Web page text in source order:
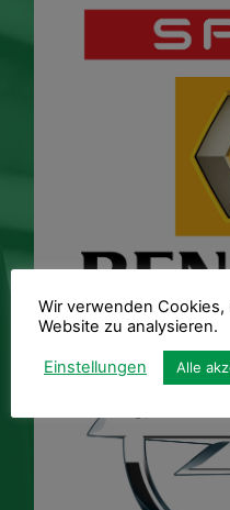
Wir verwenden
Website zu analysieren.
Einstellungen Alle